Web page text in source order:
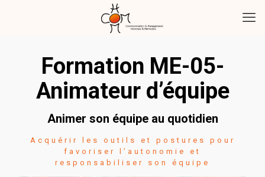
Formation ME-05-
Animateur d’équipe
Animer son équipe au quotidien
Acquérir les outils et postures pour
favoriser l’autonomie et
responsabiliser son équipe